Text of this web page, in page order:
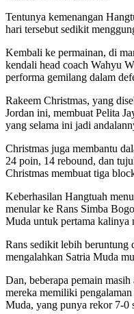
Tentunya kemenangan
hari tersebut sedikit
Kembali ke permainan, di
kendali head coach Wahyu
performa gemilang dalam
Rakeem Christmas, yang
Jordan ini, membuat Pelita
yang selama ini jadi
Christmas juga membantu
24 poin, 14 rebound, dan
Christmas membuat tiga
Keberhasilan Hangtuah
menular ke Rans Simba
Muda untuk pertama kalinya
Rans sedikit lebih beruntung
mengalahkan Satria Muda
Dan, beberapa pemain
mereka memiliki
Muda, yang punya rekor 7-0